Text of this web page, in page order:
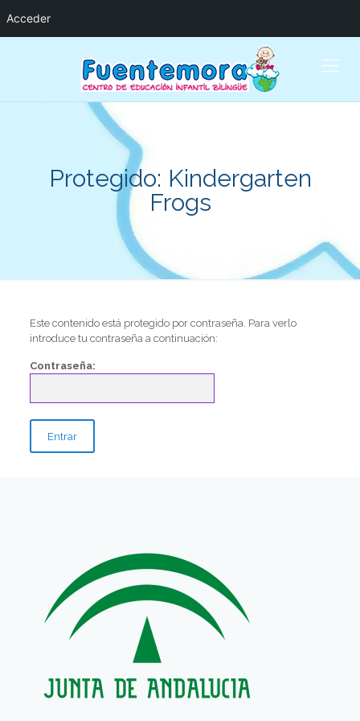
Protegido: Kindergarten
Frogs
Este contenido está protegido por contraseña. Para verlo
introduce tu contraseña a continuación:
Contraseña:
Acceder